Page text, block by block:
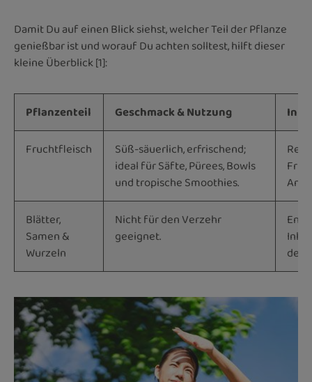
Damit Du auf einen Blick siehst, welcher Teil der Pflanze
genießbar ist und worauf Du achten solltest, hilft dieser
kleine Überblick [1]:
Pflanzenteil Geschmack & Nutzung
Fruchtfleisch
Süß-säuerlich, erfrischend;
ideal für Säfte, Pürees, Bowls
und tropische Smoothies.
Blätter,
Samen &
Wurzeln
Nicht für den Verzehr
geeignet.
der